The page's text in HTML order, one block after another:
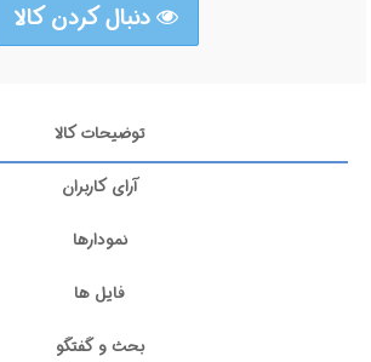
دنبال کردن کالا
توضیحات کالا
آرای کاربران
نمودارها
فایل ها
بحث و گفتگو